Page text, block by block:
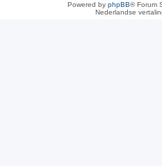
Powered by phpBB® Forum
Nederlandse